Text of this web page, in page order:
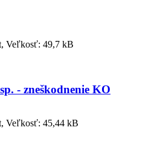
Veľkosť: 49,7 kB
- zneškodnenie KO
Veľkosť: 45,44 kB